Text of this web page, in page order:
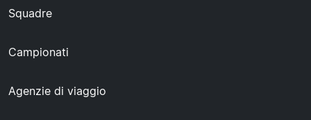
Squadre
Campionati
Agenzie di viaggio